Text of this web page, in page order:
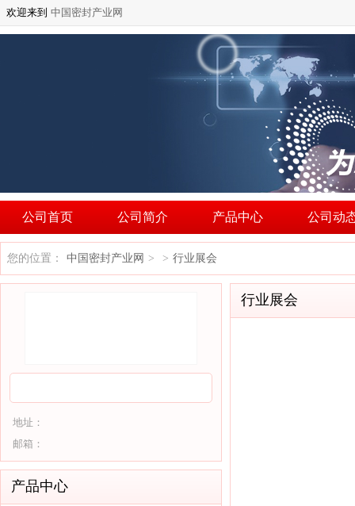
欢迎来到 中国密封产业网
公司首页 公司简介 产品中心 公司动
您的位置： 中国密封产业网 > > 行业展会
地址：
邮箱：
产品中心
行业展会